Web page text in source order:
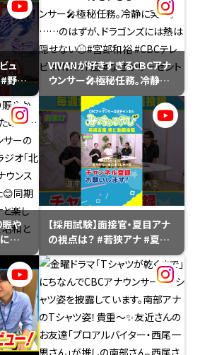
ミッション。#柳沢彩美 #CBC
アナウンサー #VIVANT風
ュ
#野球
ン
VIVANが好きすぎるCBCアナ
ウンサー🎤極秘任務。冷静に
実況。……のはずが、ドラゴン
ズには熱は隠せない⚾️#宮部
和裕 #CBCテレビ #VIVANT
風 #なぜかリーゼント
賑や
いた
アナ
です
ズバ
に遊
期入
と楽
は、
【採用試験】面接官・夏目アナ
の視点は？ #若狭アナ #夏目
アナ #松本アナ #採用試験 #
カメラテスト